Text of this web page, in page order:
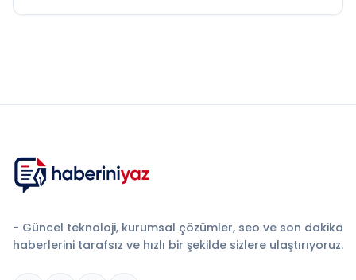
- Güncel teknoloji, kurumsal çözümler, seo ve son dakika
haberlerini tarafsız ve hızlı bir şekilde sizlere ulaştırıyoruz.